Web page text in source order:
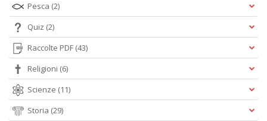
Pesca (2)
Quiz (2)
Raccolte PDF (43)
Religioni (6)
Scienze (11)
Storia (29)